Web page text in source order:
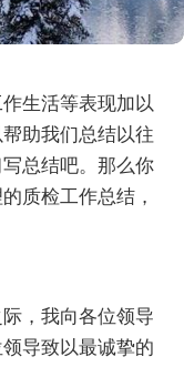
生活等表现加以
助我们总结以往
总结吧。那么你
质检工作总结，
，我向各位领导
导致以最诚挚的